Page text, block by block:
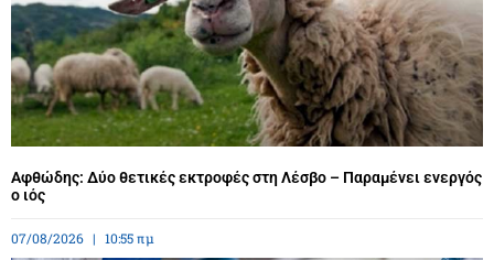
Αφθώδης: Δύο θετικές εκτροφές στη Λέσβο – Παραμένει ενεργός
ο ιός
07/08/2026 10:55 πμ